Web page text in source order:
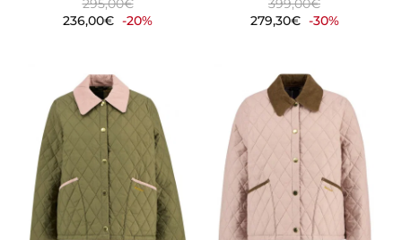
295,00€
236,00€ -20%
399,00€
279,30€ -30%